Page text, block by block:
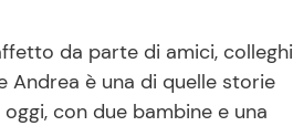
da parte di amici, colleghi
Andrea è una di quelle storie
con due bambine e una